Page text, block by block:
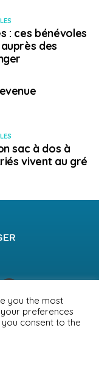
: ces bénévoles
des
sac à dos à
vivent au gré
MENTIONS LÉGALES
you the most
preferences
you consent to the